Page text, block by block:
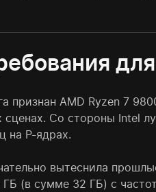
для
признан AMD Ryzen 7
Со стороны Intel
на P-ядрах.
вытеснила
ГБ (в сумме 32 ГБ) с